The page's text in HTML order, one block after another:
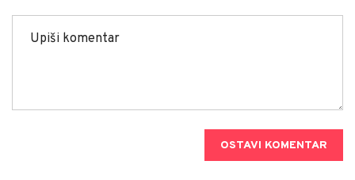
OSTAVI KOMENTAR